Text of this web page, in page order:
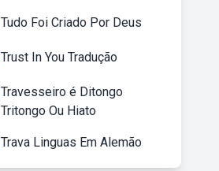
Tudo Foi Criado Por Deus
Trust In You Tradução
Travesseiro é Ditongo
Tritongo Ou Hiato
Trava Linguas Em Alemão